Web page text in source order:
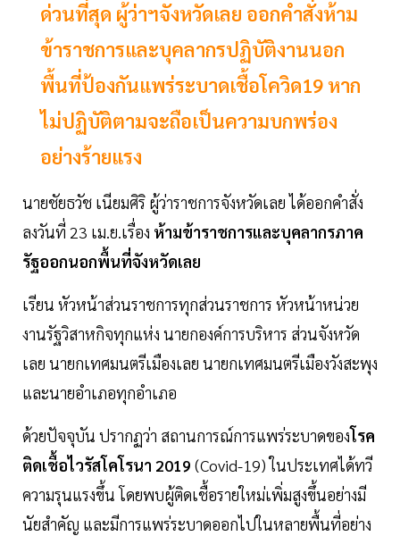
ด่วนที่สุด ผู้ว่าฯจังหวัดเลย ออกคำสั่งห้าม
ข้าราชการและบุคลากรปฏิบัติงานนอก
พื้นที่ป้องกันแพร่ระบาดเชื้อโควิด19 หาก
ไม่ปฏิบัติตามจะถือเป็นความบกพร่อง
อย่างร้ายแรง
นายชัยธวัช เนียมศิริ ผู้ว่าราชการจังหวัดเลย ได้ออกคำสั่ง
ลงวันที่ 23 เม.ย.เรื่อง ห้ามข้าราชการและบุคลากรภาค
รัฐออกนอกพื้นที่จังหวัดเลย
เรียน หัวหน้าส่วนราชการทุกส่วนราชการ หัวหน้าหน่วย
งานรัฐวิสาหกิจทุกแห่ง นายกองค์การบริหาร ส่วนจังหวัด
เลย นายกเทศมนตรีเมืองเลย นายกเทศมนตรีเมืองวังสะพุง
และนายอำเภอทุกอำเภอ
ด้วยปัจจุบัน ปรากฏว่า สถานการณ์การแพร่ระบาดของโรค
ติดเชื้อไวรัสโคโรนา 2019 (Covid-19) ในประเทศได้ทวี
ความรุนแรงขึ้น โดยพบผู้ติดเชื้อรายใหม่เพิ่มสูงขึ้นอย่างมี
นัยสำคัญ และมีการแพร่ระบาดออกไปในหลายพื้นที่อย่าง